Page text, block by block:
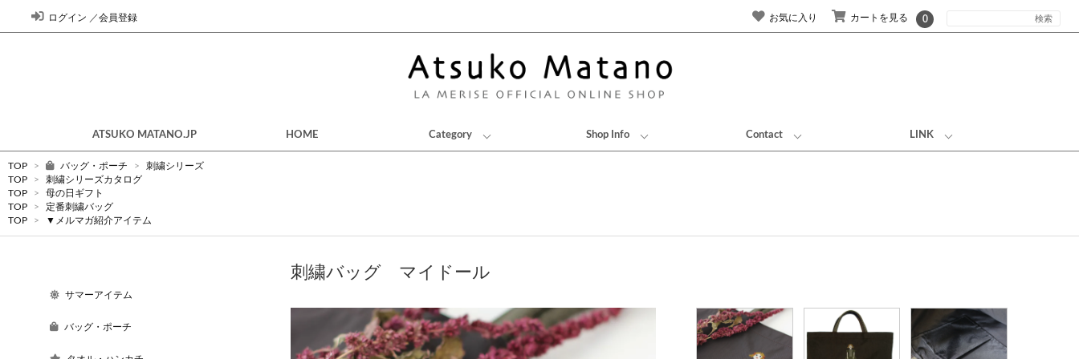
ログイン ／会員登録 お気に入り カートを見る 0
ATSUKO MATANO.JP HOME Category Shop Info Contact LINK
TOP > バッグ・ポーチ >
刺繍シリーズ
TOP
>
刺繍シリーズカタログ
TOP
>
母の日ギフト
TOP
>
定番刺繍バッグ
TOP
> ▼メルマガ紹介アイテム
サマーアイテム
バッグ・ポーチ
刺繍バッグ マイドール